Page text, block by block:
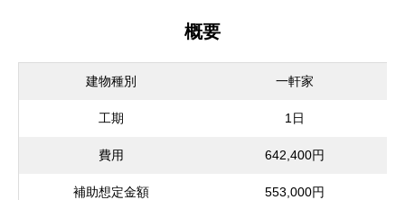
概要
建物種別 一軒家
工期 1日
費用 642,400円
補助想定金額
553,000円